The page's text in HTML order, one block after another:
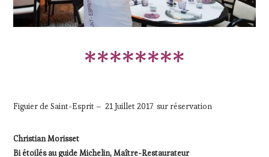
********
Figuier de Saint-Esprit – 21 Juillet 2017 sur réservation
Christian Morisset
Bi étoilés au guide Michelin, Maître-Restaurateur